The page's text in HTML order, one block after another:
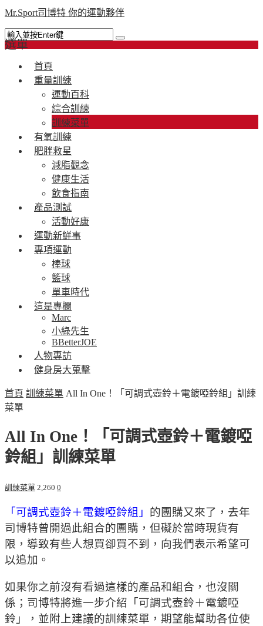
Mr.Sport司博特 你的運動夥伴
選單
首頁
重量訓練
運動百科
綜合訓練
訓練菜單
有氧訓練
肥胖救星
減脂觀念
健康生活
飲食指南
產品測試
活動好康
運動新鮮事
專項運動
棒球
籃球
單車時代
這是專欄
Marc
小綠先生
BBetterJOE
人物專訪
健身房大蒐擊
首頁 訓練菜單 All In One！「可調式壺鈴＋電鍍啞鈴組」訓練
菜單
All In One！「可調式壺鈴＋電鍍啞
鈴組」訓練菜單
訓練菜單 2,260 0
「可調式壺鈴＋電鍍啞鈴組」 的團購又來了，去年
司博特曾開過此組合的團購，但礙於當時現貨有
限，導致有些人想買卻買不到，向我們表示希望可
以追加。
如果你之前沒有看過這樣的產品和組合，也沒關
係；司博特將進一步介紹「可調式壺鈴＋電鍍啞
鈴」，並附上建議的訓練菜單，期望能幫助各位使